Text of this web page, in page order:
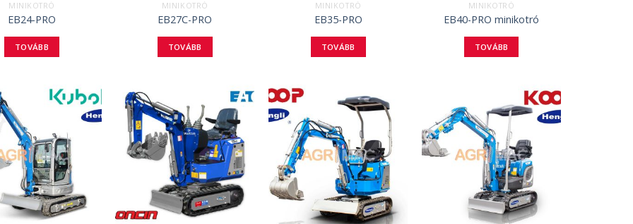
MINIKOTRÓ
EB24-PRO
TOVÁBB
MINIKOTRÓ
EB27C-PRO
TOVÁBB
MINIKOTRÓ
EB35-PRO
TOVÁBB
MINIKOTRÓ
EB40-PRO minikotró
TOVÁBB